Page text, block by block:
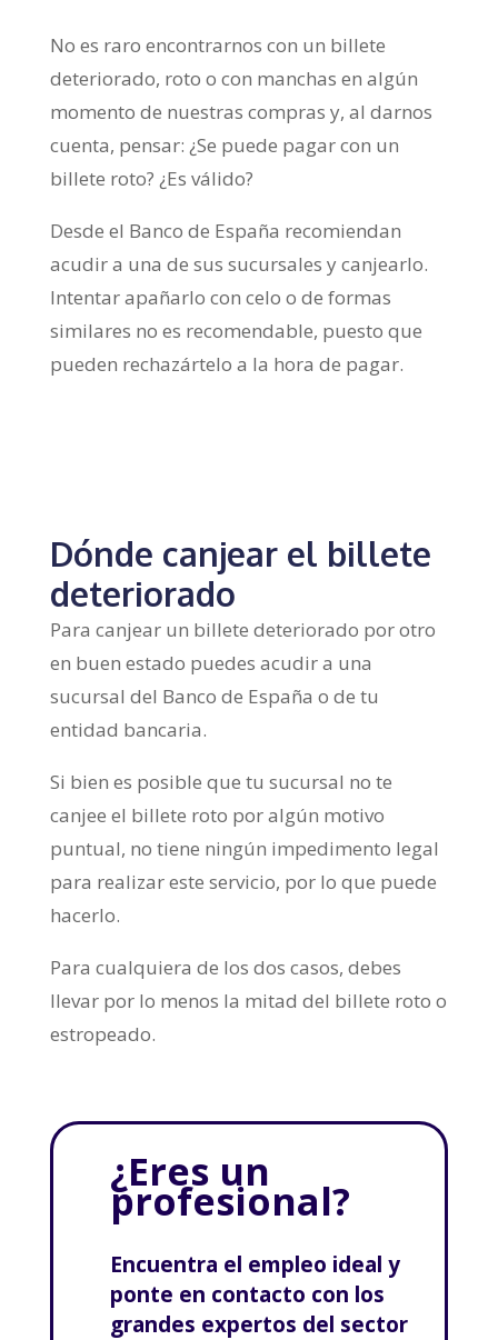
No es raro encontrarnos con un billete
deteriorado, roto o con manchas en algún
momento de nuestras compras y, al darnos
cuenta, pensar: ¿Se puede pagar con un
billete roto? ¿Es válido?
Desde el Banco de España recomiendan
acudir a una de sus sucursales y canjearlo.
Intentar apañarlo con celo o de formas
similares no es recomendable, puesto que
pueden rechazártelo a la hora de pagar.
Dónde canjear el billete
deteriorado
Para canjear un billete deteriorado por otro
en buen estado puedes acudir a una
sucursal del Banco de España o de tu
entidad bancaria.
Si bien es posible que tu sucursal no te
canjee el billete roto por algún motivo
puntual, no tiene ningún impedimento legal
para realizar este servicio, por lo que puede
hacerlo.
Para cualquiera de los dos casos, debes
llevar por lo menos la mitad del billete roto o
estropeado.
¿Eres un
profesional?
Encuentra el empleo ideal y
ponte en contacto con los
grandes expertos del sector